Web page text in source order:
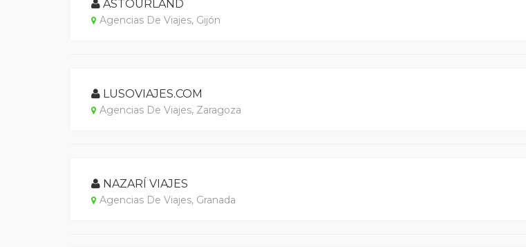
ASTOURLAND
Agencias De Viajes, Gijón
LUSOVIAJES.COM
Agencias De Viajes, Zaragoza
NAZARÍ VIAJES
Agencias De Viajes, Granada